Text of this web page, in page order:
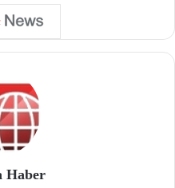
Haber